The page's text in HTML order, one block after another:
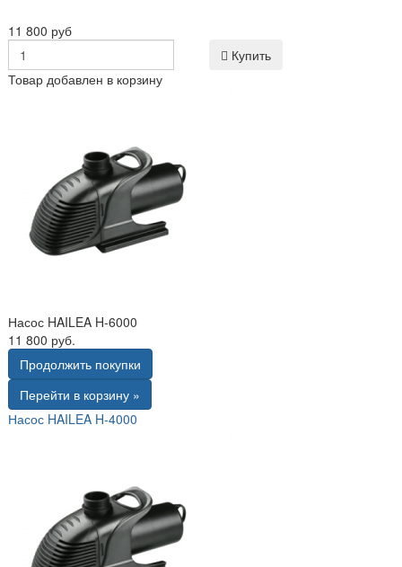
11 800 руб
Купить
Товар добавлен в корзину
Насос HAILEA H-6000
11 800 руб.
Продолжить покупки
Перейти в корзину »
Насос HAILEA H-4000